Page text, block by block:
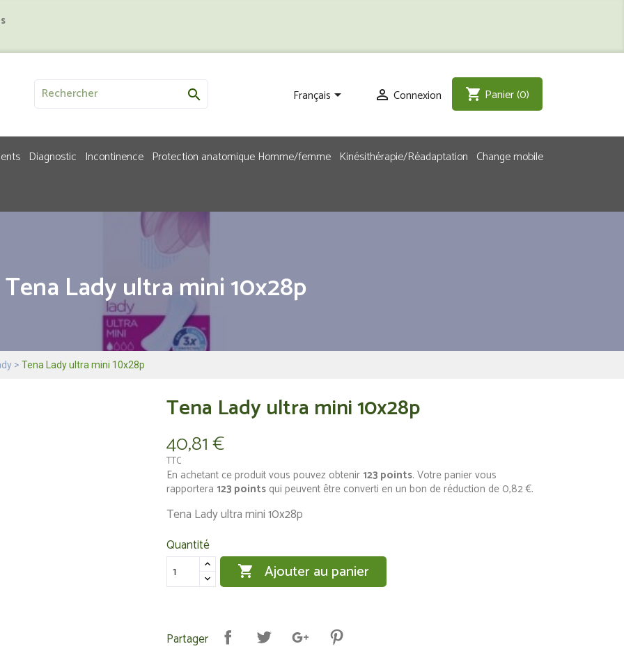
 Français  Connexion shopping_cart Panier(0)
Diagnostic Incontinence Protection anatomique Homme/femme Kinésithérapie/Réadaptation Change mobile
Tena Lady ultra mini 10x28p
Tena Lady ultra mini 10x28p
Tena Lady ultra mini 10x28p
40,81 €
TTC
En achetant ce produit vous pouvez obtenir123 points. Votre panier vous
rapportera 123 points qui peuvent être converti en un bon de réduction de 0,82 €.
Tena Lady ultra mini 10x28p
Quantité
 Ajouter au panier
Partager